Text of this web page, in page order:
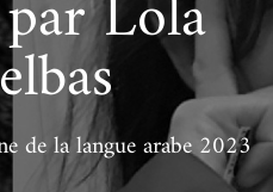
de la langue arabe 2023